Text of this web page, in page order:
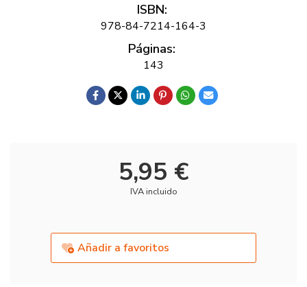
ISBN:
978-84-7214-164-3
Páginas:
143
5,95 €
IVA incluido
Añadir a favoritos